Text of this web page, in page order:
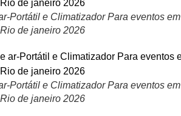
Portátil e Climatizador Para eventos em
de janeiro 2026
Portátil e Climatizador Para eventos em
de janeiro 2026